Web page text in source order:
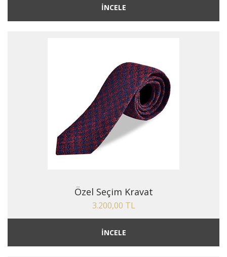
İNCELE
Özel Seçim Kravat
3.200,00 TL
İNCELE